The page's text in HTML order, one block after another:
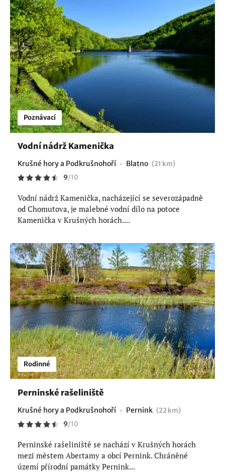
Poznávací
Vodní nádrž Kamenička
Krušné hory a Podkrušnohoří Blatno (21 km)
9/10
Vodní nádrž Kamenička, nacházející se severozápadně
od Chomutova, je malebné vodní dílo na potoce
Kamenička v Krušných horách....
Rodinné
Perninské rašeliniště
Krušné hory a Podkrušnohoří Pernink (22 km)
9/10
Perninské rašeliniště se nachází v Krušných horách
mezi městem Abertamy a obcí Pernink. Chráněné
území přírodní památky Pernink...